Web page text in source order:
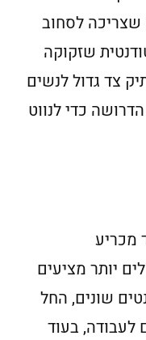
לסחוב
שזקוקה
צד גדול לנשים
כדי לנווט
מכריע
יותר מציעים
שונים, החל
לעבודה, בעוד